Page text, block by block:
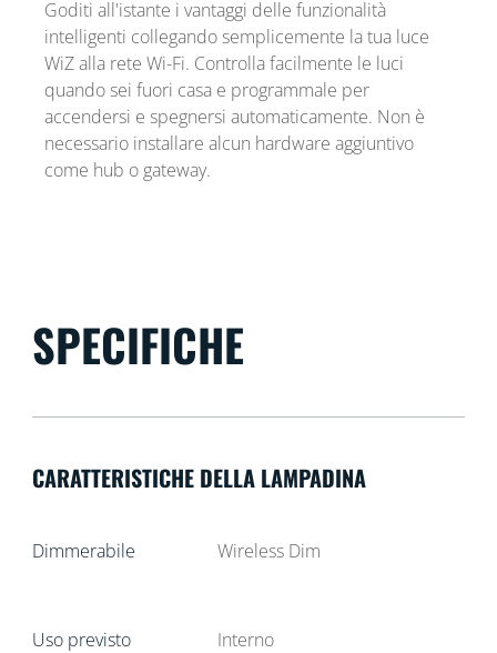
Goditi all'istante i vantaggi delle funzionalità
intelligenti collegando semplicemente la tua luce
WiZ alla rete Wi-Fi. Controlla facilmente le luci
quando sei fuori casa e programmale per
accendersi e spegnersi automaticamente. Non è
necessario installare alcun hardware aggiuntivo
come hub o gateway.
SPECIFICHE
CARATTERISTICHE DELLA LAMPADINA
Dimmerabile Wireless Dim
Uso previsto Interno